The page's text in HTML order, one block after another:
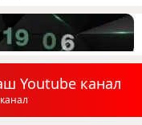
Youtube канал